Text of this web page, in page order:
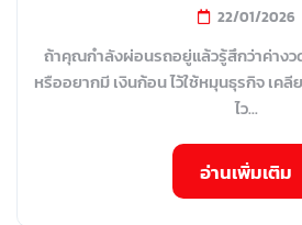
22/01/2026
ถ้าคุณกำลังผ่อนรถอยู่แล้วรู้สึกว่าค่าง
หรืออยากมี เงินก้อน ไว้ใช้หมุนธุรกิจ เค
ไว...
อ่านเพิ่มเติม